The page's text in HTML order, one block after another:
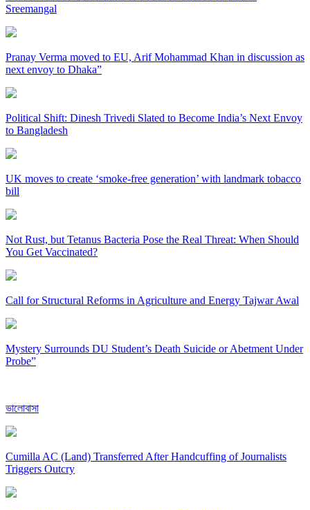
Sreemangal
Pranay Verma moved to EU, Arif Mohammad Khan in discussion as
next envoy to Dhaka”
Political Shift: Dinesh Trivedi Slated to Become India’s Next Envoy
to Bangladesh
UK moves to create ‘smoke-free generation’ with landmark tobacco
bill
Not Rust, but Tetanus Bacteria Pose the Real Threat: When Should
You Get Vaccinated?
Call for Structural Reforms in Agriculture and Energy Tajwar Awal
Mystery Surrounds DU Student’s Death Suicide or Abetment Under
Probe”
ভালোবাসা
Cumilla AC (Land) Transferred After Handcuffing of Journalists
Triggers Outcry